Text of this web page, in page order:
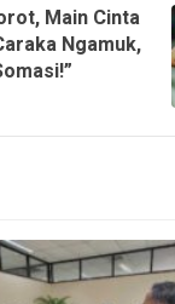
Main Cinta
Ngamuk,